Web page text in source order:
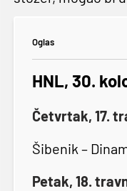
Oglas
HNL, 30.
Četvrtak, 17.
Šibenik –
Petak, 18.